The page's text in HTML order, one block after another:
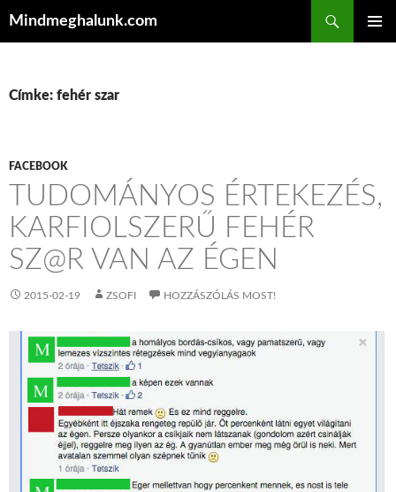
Mindmeghalunk.com
Címke: fehér szar
FACEBOOK
TUDOMÁNYOS ÉRTEKEZÉS,
KARFIOLSZERŰ FEHÉR
SZ@R VAN AZ ÉGEN
2015-02-19 ZSOFI HOZZÁSZÓLÁS MOST!